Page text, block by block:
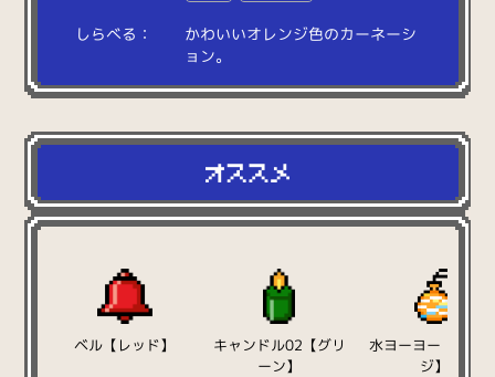
しらべる： かわいいオ レ ンジ色のカーネーシ
ョ ン。
ベル【レッド】
キャンドル02【グリ
ーン】
水ヨーヨー【オレ
ジ】